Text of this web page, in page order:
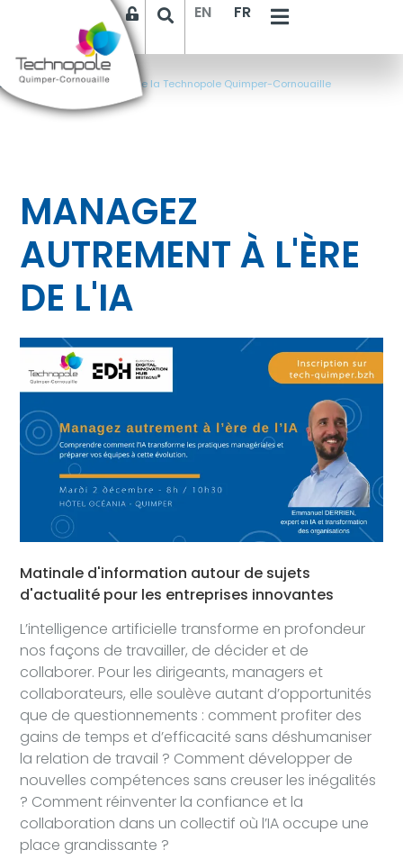
EN FR
Accueil>Les événements de la Technopole Quimper-Cornouaille
MANAGEZ
AUTREMENT À L'ÈRE
DE L'IA
Matinale d'information autour de sujets
d'actualité pour les entreprises innovantes
L’intelligence artificielle transforme en profondeur
nos façons de travailler, de décider et de
collaborer. Pour les dirigeants, managers et
collaborateurs, elle soulève autant d’opportunités
que de questionnements : comment profiter des
gains de temps et d’efficacité sans déshumaniser
la relation de travail ? Comment développer de
nouvelles compétences sans creuser les inégalités
? Comment réinventer la confiance et la
collaboration dans un collectif où l’IA occupe une
place grandissante ?